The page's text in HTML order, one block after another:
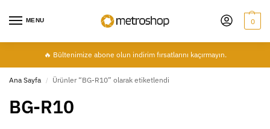
MENU 0
🔥 Bültenimize abone olun indirim fırsatlarını kaçırmayın.
Ana Sayfa / Ürünler “BG-R10” olarak etiketlendi
BG-R10